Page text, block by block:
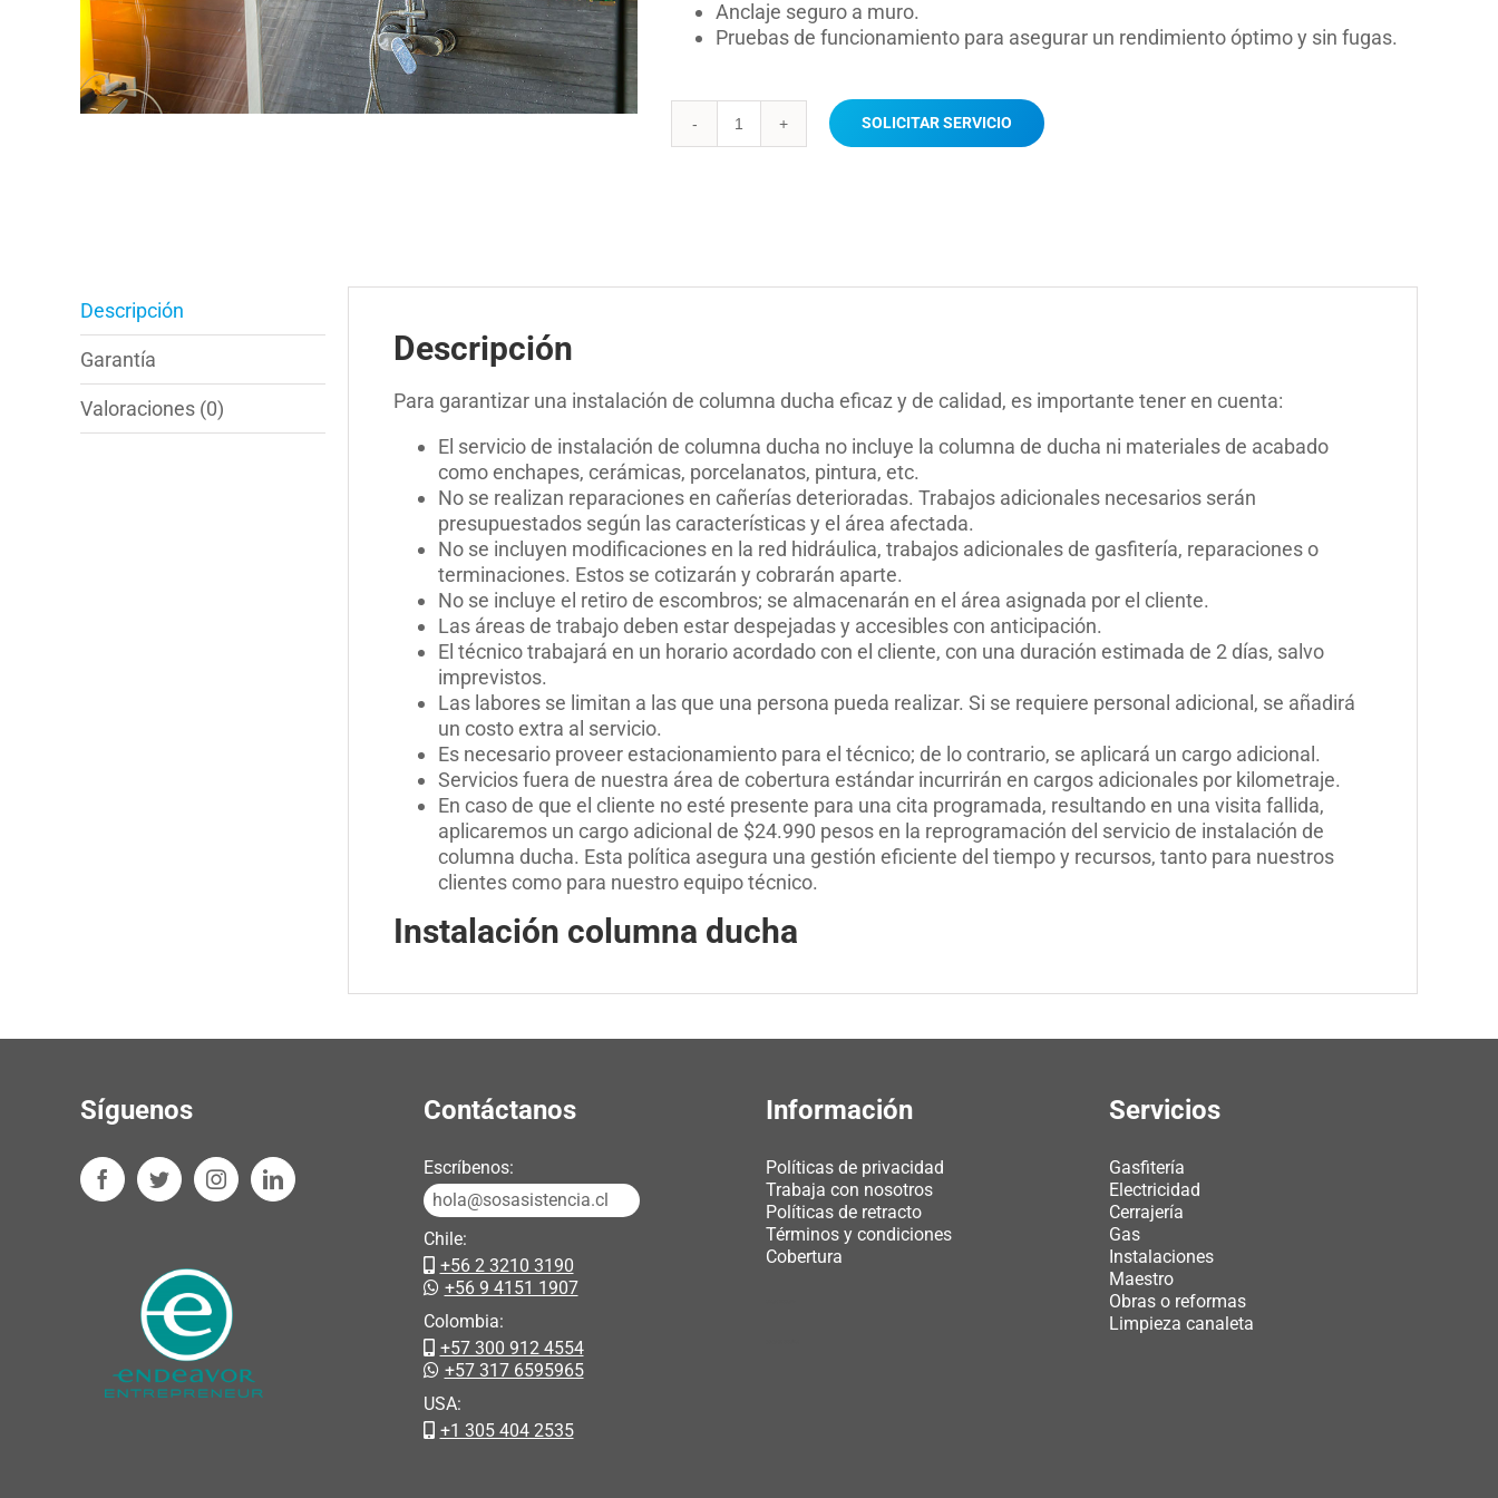
Anclaje seguro a muro.
Pruebas de funcionamiento para asegurar un rendimiento óptimo y sin fugas.
Instalación
SOLICITAR SERVICIO
Descripción
Garantía
Valoraciones (0)
Descripción
Para garantizar una instalación de columna ducha eficaz y de calidad, es importante tener en cuenta:
El servicio de instalación de columna ducha no incluye la columna de ducha ni materiales de acabado
como enchapes, cerámicas, porcelanatos, pintura, etc.
No se realizan reparaciones en cañerías deterioradas. Trabajos adicionales necesarios serán
presupuestados según las características y el área afectada.
No se incluyen modificaciones en la red hidráulica, trabajos adicionales de gasfitería, reparaciones o
terminaciones. Estos se cotizarán y cobrarán aparte.
No se incluye el retiro de escombros; se almacenarán en el área asignada por el cliente.
Las áreas de trabajo deben estar despejadas y accesibles con anticipación.
El técnico trabajará en un horario acordado con el cliente, con una duración estimada de 2 días, salvo
imprevistos.
Las labores se limitan a las que una persona pueda realizar. Si se requiere personal adicional, se añadirá
un costo extra al servicio.
Es necesario proveer estacionamiento para el técnico; de lo contrario, se aplicará un cargo adicional.
Servicios fuera de nuestra área de cobertura estándar incurrirán en cargos adicionales por kilometraje.
En caso de que el cliente no esté presente para una cita programada, resultando en una visita fallida,
aplicaremos un cargo adicional de $24.990 pesos en la reprogramación del servicio de instalación de
columna ducha. Esta política asegura una gestión eficiente del tiempo y recursos, tanto para nuestros
clientes como para nuestro equipo técnico.
Instalación columna ducha
Síguenos Contáctanos
Escríbenos:
hola@sosasistencia.cl
Chile:
+56 2 3210 3190
+56 9 4151 1907
Colombia:
+57 300 912 4554
+57 317 6595965
USA:
+1 305 404 2535
Información
Políticas de privacidad
Trabaja con nosotros
Políticas de retracto
Términos y condiciones
Cobertura
Servicios
Gasfitería
Electricidad
Cerrajería
Gas
Instalaciones
Maestro
Obras o reformas
Limpieza canaleta